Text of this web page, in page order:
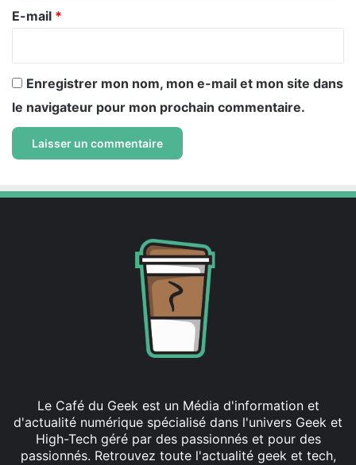
e
E-mail *
Enregistrer mon nom, mon e-mail et mon site dans
le navigateur pour mon prochain commentaire.
Le Café du Geek est un Média d'information et
d'actualité numérique spécialisé dans l'univers Geek et
High-Tech géré par des passionnés et pour des
passionnés. Retrouvez toute l'actualité geek et tech,